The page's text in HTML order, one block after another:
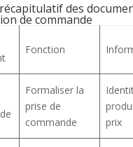
des
de commande
Fonction
Formaliser la
prise de
commande
prix